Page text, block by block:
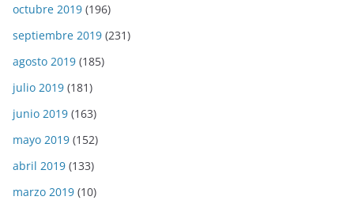
octubre 2019 (196)
septiembre 2019 (231)
agosto 2019 (185)
julio 2019 (181)
junio 2019 (163)
mayo 2019 (152)
abril 2019 (133)
marzo 2019 (10)